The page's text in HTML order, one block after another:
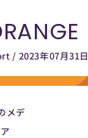
/ 2023年07月31日
メデ